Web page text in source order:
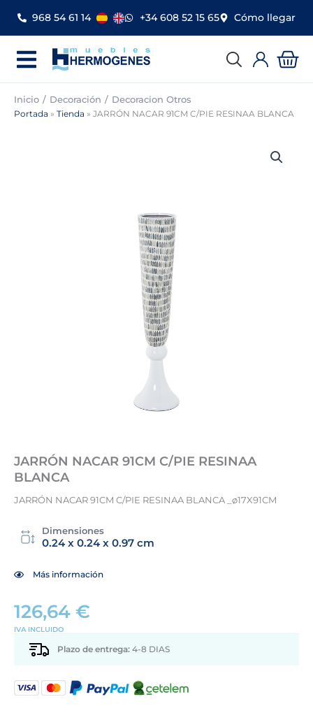
contenido
968 54 61 14 +34 608 52 15 65 Cómo llegar
Inicio Decoración Decoracion Otros
Portada » Tienda » JARRÓN NACAR 91CM C/PIE RESINAA BLANCA
JARRÓN NACAR 91CM C/PIE RESINAA
BLANCA
JARRÓN NACAR 91CM C/PIE RESINAA BLANCA _ø17X91CM
Dimensiones
0.24 x 0.24 x 0.97 cm
Más información
126,64 €
IVA INCLUIDO
Plazo de entrega: 4-8 DIAS